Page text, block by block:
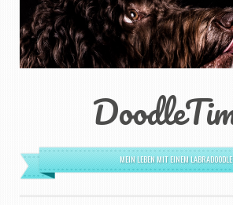
MEIN LEBEN MIT EINEM LABRADOODLE.